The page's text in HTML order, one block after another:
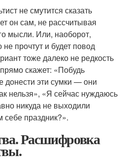
не смутится сказать
он сам, не рассчитывая
мысли. Или, наоборот,
прочтут и будет повод
тоже далеко не редкость
скажет: «Побудь
эти сумки — они
нельзя», «Я сейчас нуждаюсь
никуда не выходили
себе праздник?».
Расшифровка